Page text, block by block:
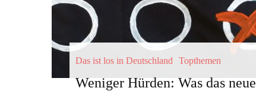
Das ist los in Deutschland Topthemen
Weniger Hürden: Was das neue